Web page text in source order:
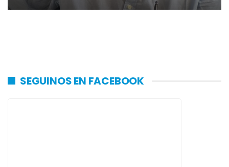
SEGUINOS EN FACEBOOK